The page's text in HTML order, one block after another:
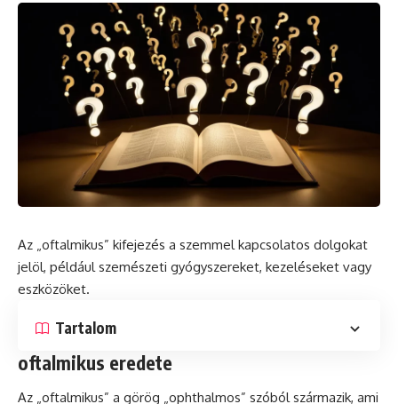
Az „oftalmikus” kifejezés a szemmel kapcsolatos dolgokat
jelöl, például szemészeti gyógyszereket, kezeléseket vagy
eszközöket.
Tartalom
oftalmikus eredete
Az „oftalmikus” a görög „ophthalmos” szóból származik, ami